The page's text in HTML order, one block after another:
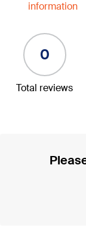
information
0
Total reviews